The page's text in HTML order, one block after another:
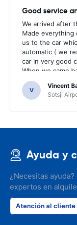
Good service
We arrived after
Made everything
us to the car
automatic ( we
car in very good
When we came
same man came
a quick check we
nice. We can
V
Vincent
Sotsji
Ayuda y
¿Necesitas
expertos en
Atención al cliente